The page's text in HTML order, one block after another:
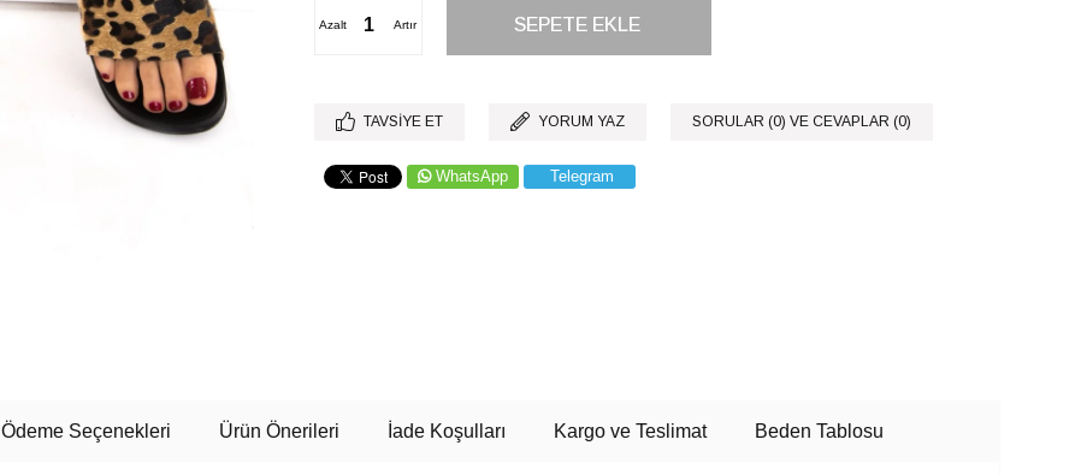
Artır
Azalt
TAVSIYE ET YORUM YAZ SORULAR (0) VE CEVAPLAR (0)
WhatsApp Telegram
Ödeme Seçenekleri Ürün Önerileri İade Koşulları Kargo ve Teslimat Beden Tablosu